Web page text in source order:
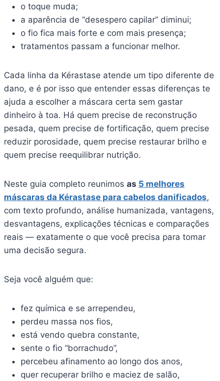
o toque muda;
a aparência de “desespero capilar” diminui;
o fio fica mais forte e com mais presença;
tratamentos passam a funcionar melhor.
Cada linha da Kérastase atende um tipo diferente de
dano, e é por isso que entender essas diferenças te
ajuda a escolher a máscara certa sem gastar
dinheiro à toa. Há quem precise de reconstrução
pesada, quem precise de fortificação, quem precise
reduzir porosidade, quem precise restaurar brilho e
quem precise reequilibrar nutrição.
Neste guia completo reunimos as 5 melhores
máscaras da Kérastase para cabelos danificados,
com texto profundo, análise humanizada, vantagens,
desvantagens, explicações técnicas e comparações
reais — exatamente o que você precisa para tomar
uma decisão segura.
Seja você alguém que:
fez química e se arrependeu,
perdeu massa nos fios,
está vendo quebra constante,
sente o fio “borrachudo”,
percebeu afinamento ao longo dos anos,
quer recuperar brilho e maciez de salão,